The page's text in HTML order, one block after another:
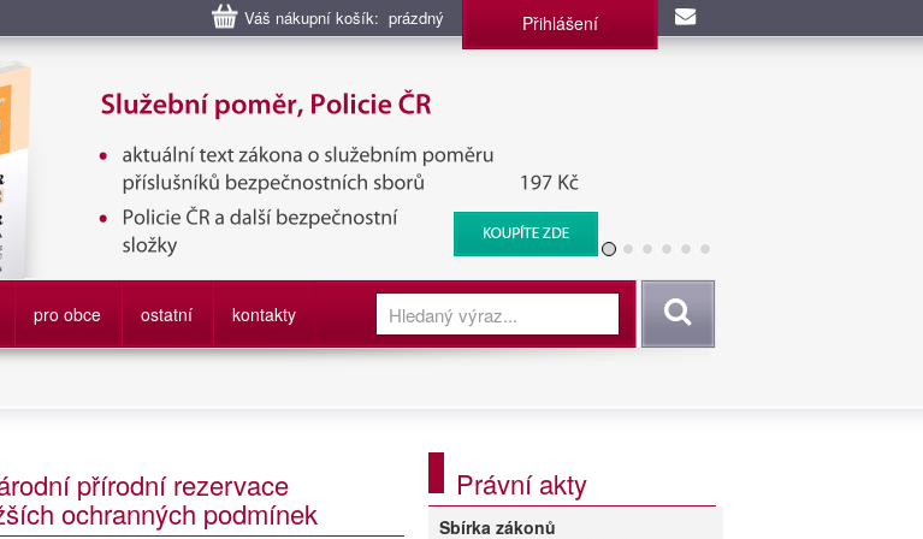
Váš nákupní košík: prázdný Přihlášení
bezpečnostních sborů, Policie ČR, Vězeňská služba, BIS, Zpravodajské
služby
pro obce ostatní kontakty Vyhledat
přírodní rezervace
ochranných podmínek
Právní akty
Sbírka zákonů